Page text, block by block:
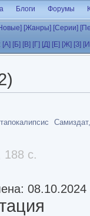
Блоги Форумы
[Жанры] [Серии]
[А] [Б] [В] [Г] [Д] [Е] [Ж] [З]
188 с.
08.10.2024